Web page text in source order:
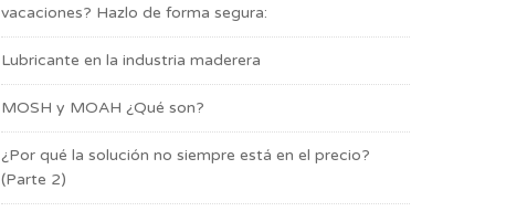
vacaciones? Hazlo de forma segura:
Lubricante en la industria maderera
MOSH y MOAH ¿Qué son?
¿Por qué la solución no siempre está en el precio?
(Parte 2)